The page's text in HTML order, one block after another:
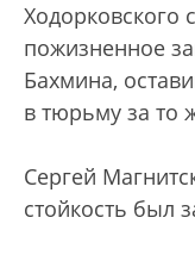
Ходорковского
пожизненное
Бахмина,
в тюрьму за то
Сергей
стойкость был